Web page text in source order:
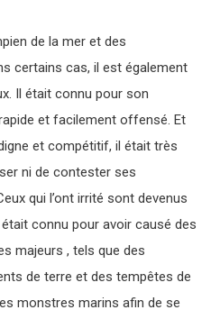
de la mer et des
certains cas, il est également
Il était connu pour son
et facilement offensé. Et
et compétitif, il était très
ni de contester ses
qui l’ont irrité sont devenus
connu pour avoir causé des
majeurs , tels que des
de terre et des tempêtes de
monstres marins afin de se